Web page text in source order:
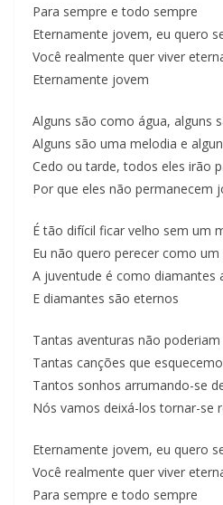
Para sempre e todo sempre
Eternamente jovem, eu quero
Você realmente quer viver
Eternamente jovem
Alguns são como água, alguns
Alguns são uma melodia e
Cedo ou tarde, todos eles irão
Por que eles não permanecem
É tão difícil ficar velho sem um
Eu não quero perecer como
A juventude é como diamantes
E diamantes são eternos
Tantas aventuras não
Tantas canções que
Tantos sonhos arrumando-se
Nós vamos deixá-los tornar-se
Eternamente jovem, eu quero
Você realmente quer viver
Para sempre e todo sempre